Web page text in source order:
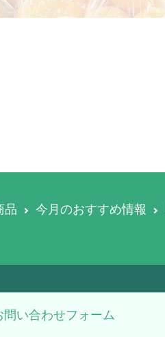
品 今月のおすすめ情報
問い合わせフォーム